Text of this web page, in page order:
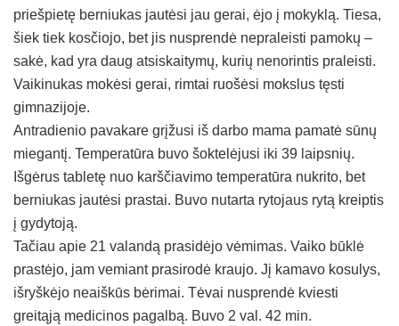
priešpietę berniukas jautėsi jau gerai, ėjo į mokyklą. Tiesa,
šiek tiek kosčiojo, bet jis nusprendė nepraleisti pamokų –
sakė, kad yra daug atsiskaitymų, kurių nenorintis praleisti.
Vaikinukas mokėsi gerai, rimtai ruošėsi mokslus tęsti
gimnazijoje.
Antradienio pavakare grįžusi iš darbo mama pamatė sūnų
miegantį. Temperatūra buvo šoktelėjusi iki 39 laipsnių.
Išgėrus tabletę nuo karščiavimo temperatūra nukrito, bet
berniukas jautėsi prastai. Buvo nutarta rytojaus rytą kreiptis
į gydytoją.
Tačiau apie 21 valandą prasidėjo vėmimas. Vaiko būklė
prastėjo, jam vemiant prasirodė kraujo. Jį kamavo kosulys,
išryškėjo neaiškūs bėrimai. Tėvai nusprendė kviesti
greitąją medicinos pagalbą. Buvo 2 val. 42 min.